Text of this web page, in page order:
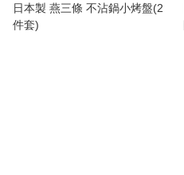
日本製 燕三條 不沾鍋小烤盤(2
件套)